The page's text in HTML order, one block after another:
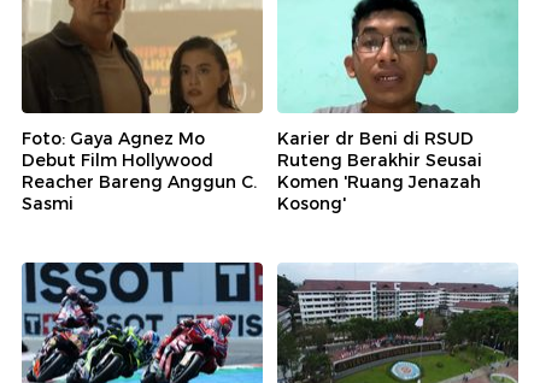
Foto: Gaya Agnez Mo
Debut Film Hollywood
Reacher Bareng Anggun C.
Sasmi
Karier dr Beni di RSUD
Ruteng Berakhir Seusai
Komen 'Ruang Jenazah
Kosong'